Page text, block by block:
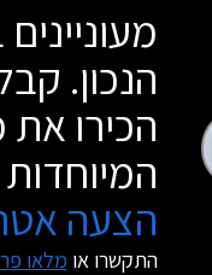
הנכון.
הכירו
הצעה
התקשרו או מלאו